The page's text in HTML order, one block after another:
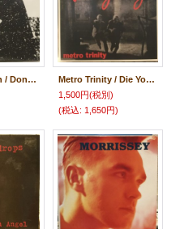
Meat Whiplash / Don't Slip Up
Metro Trinity / Die Young
1,500円(税別)
(税込: 1,650円)